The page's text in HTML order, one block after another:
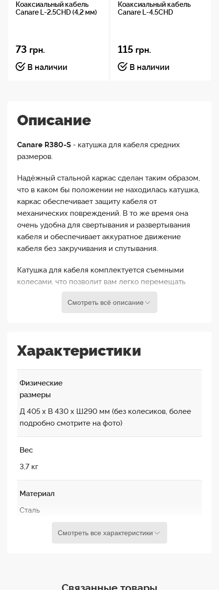
Коаксиальный кабель
Canare L-2.5CHD (4,2 мм)
73 грн.
В наличии
Коаксиальный кабель
Canare L-4.5CHD
115 грн.
В наличии
Описание
Canare R380-S - катушка для кабеля средних
размеров.
Надёжный стальной каркас сделан таким образом,
что в каком бы положении не находилась катушка,
каркас обеспечивает защиту кабеля от
механических повреждений. В то же время она
очень удобна для свертывания и развертывания
кабеля и обеспечивает аккуратное движение
кабеля без закручивания и спутывания.
Катушка для кабеля комплектуется съемными
колесами, что позволит вам легко перемещать
высвободить кабель из катушки при
перемотке
позиция рычага Soft Brake (мягкое
кабеля
позиция рычага Full Lock (замок)
предназначена для транспортировки кабеля,
исключая ее вращение
Смотреть всё описание
Характеристики
Физические
размеры
Д 405 х В 430 х Ш290 мм (без колесиков, более
подробно смотрите на фото)
Вес
3,7 кг
Материал
Сталь
Смотреть все характеристики